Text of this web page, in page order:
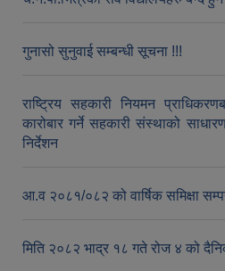
गुनासो सुनुवाई सम्बन्धी सूचना !!!
राष्ट्रिय सहकारी नियमन
कारोबार गर्ने सहकारी संस्थाको
निर्देशन
आ.व २०८१/०८२ को वार्षिक समिक्षा
मिति २०८२ भाद्र १८ गते रोज ४ को